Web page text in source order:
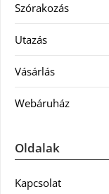
Szórakozás
Utazás
Vásárlás
Webáruház
Oldalak
Kapcsolat